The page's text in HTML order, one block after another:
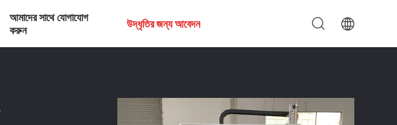
আমাদের সাথে যোগাযোগ
করুন
উদ্ধৃতির জন্য আবেদন